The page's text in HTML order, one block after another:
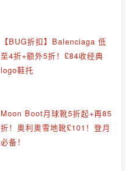
【BUG折扣】Balenciaga 低
至4折+额外5折！£84收经典
logo鞋托
Moon Boot月球靴5折起+再85
折！奥利奥雪地靴£101！登月
必备！